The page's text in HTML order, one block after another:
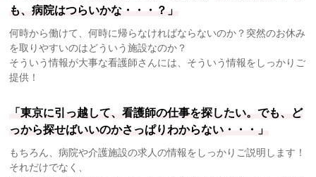
も、病院はつらいかな・・・？」
何時から働けて、何時に帰らなければならないのか？突然のお休み
を取りやすいのはどういう施設なのか？
そういう情報が大事な看護師さんには、そういう情報をしっかりご
提供！
「東京に引っ越して、看護師の仕事を探したい。でも、ど
っから探せばいいのかさっぱりわからない・・・」
もちろん、病院や介護施設の求人の情報をしっかりご説明します！
それだけでなく、